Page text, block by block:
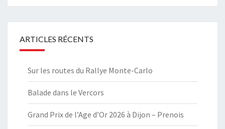
ARTICLES RÉCENTS
Sur les routes du Rallye Monte-Carlo
Balade dans le Vercors
Grand Prix de l’Age d’Or 2026 à Dijon – Prenois